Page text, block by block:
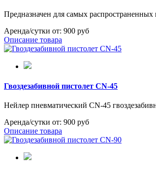
Предназначен для самых распространенных
Аренда/сутки от: 900 руб
Описание товара
Гвоздезабивной пистолет CN-45
Нейлер пневматический CN-45
Аренда/сутки от: 900 руб
Описание товара